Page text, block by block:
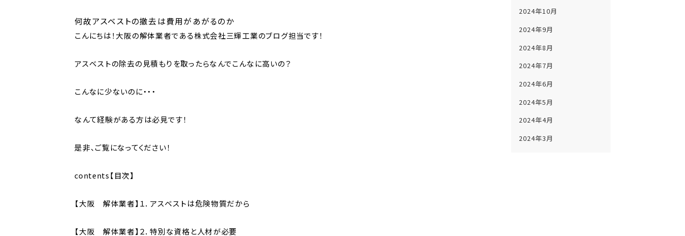
何故アスベストの撤去は費用があがるのか
こんにちは！大阪の解体業者である株式会社三輝工業のブログ担当です！
アスベストの除去の見積もりを取ったらなんでこんなに高いの？
こんなに少ないのに・・・
なんて経験がある方は必見です！
是非、ご覧になってください！
contents【目次】
【大阪 解体業者】１．アスベストは危険物質だから
【大阪 解体業者】２．特別な資格と人材が必要
2024年10月
2024年9月
2024年8月
2024年7月
2024年6月
2024年5月
2024年4月
2024年3月